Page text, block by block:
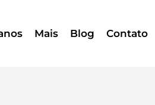
Mais Blog Contato